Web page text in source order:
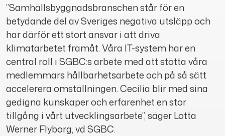
”Samhällsbyggnadsbranschen står för en
betydande del av Sveriges negativa utsläpp och
har därför ett stort ansvar i att driva
klimatarbetet framåt. Våra IT-system har en
central roll i SGBC:s arbete med att stötta våra
medlemmars hållbarhetsarbete och på så sätt
accelerera omställningen. Cecilia blir med sina
gedigna kunskaper och erfarenhet en stor
tillgång i vårt utvecklingsarbete”, säger Lotta
Werner Flyborg, vd SGBC.